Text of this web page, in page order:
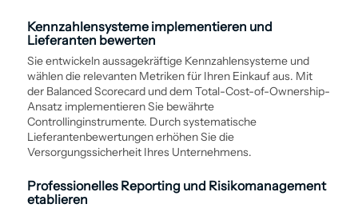
Kennzahlen­systeme implementieren und
Lieferanten bewerten
Sie entwickeln aussagekräftige Kennzahlen­systeme und
wählen die relevanten Metriken für Ihren Einkauf aus. Mit
der Balanced Scorecard und dem Total-Cost-of-Ownership-
Ansatz implementieren Sie bewährte
Controllinginstrumente. Durch ­systematische
Lieferantenbewertungen erhöhen Sie die
Versorgungssicherheit Ihres Unternehmens.
Professionelles Reporting und Risiko­management
etablieren